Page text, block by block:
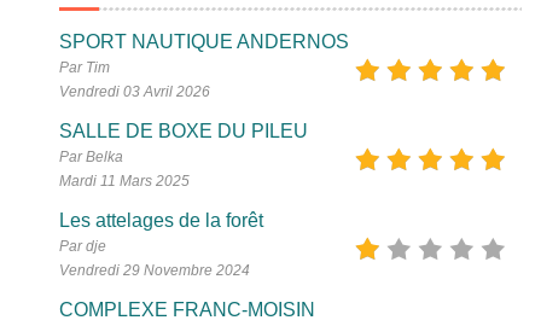
SPORT NAUTIQUE ANDERNOS
Par Tim
Vendredi 03 Avril 2026
SALLE DE BOXE DU PILEU
Par Belka
Mardi 11 Mars 2025
Les attelages de la forêt
Par dje
Vendredi 29 Novembre 2024
COMPLEXE FRANC-MOISIN